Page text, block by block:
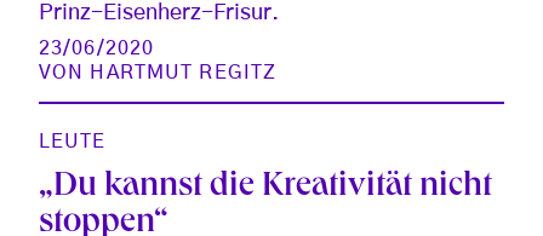
Prinz-Eisenherz-Frisur.
23/06/2020
VON
HARTMUT REGITZ
LEUTE
„Du kannst die Kreativität nicht
stoppen“